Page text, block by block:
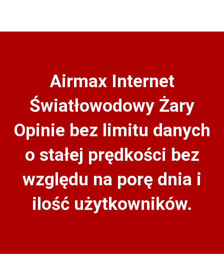
Airmax Internet
Światłowodowy Żary
Opinie bez limitu danych
o stałej prędkości bez
względu na porę dnia i
ilość użytkowników.